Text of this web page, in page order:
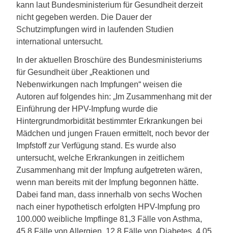
kann laut Bundesministerium für Gesundheit derzeit
nicht gegeben werden. Die Dauer der
Schutzimpfungen wird in laufenden Studien
international untersucht.
In der aktuellen Broschüre des Bundesministeriums
für Gesundheit über „Reaktionen und
Nebenwirkungen nach Impfungen“ weisen die
Autoren auf folgendes hin: „Im Zusammenhang mit der
Einführung der HPV-Impfung wurde die
Hintergrundmorbidität bestimmter Erkrankungen bei
Mädchen und jungen Frauen ermittelt, noch bevor der
Impfstoff zur Verfügung stand. Es wurde also
untersucht, welche Erkrankungen in zeitlichem
Zusammenhang mit der Impfung aufgetreten wären,
wenn man bereits mit der Impfung begonnen hätte.
Dabei fand man, dass innerhalb von sechs Wochen
nach einer hypothetisch erfolgten HPV-Impfung pro
100.000 weibliche Impflinge 81,3 Fälle von Asthma,
45,8 Fälle von Allergien, 12,8 Fälle von Diabetes, 4,05